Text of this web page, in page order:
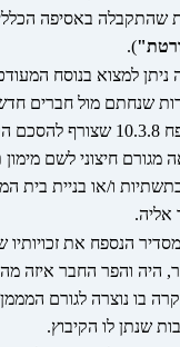
שהתקבלה באסיפה
).
ניתן למצוא בנוסח
שנחתם מול חברים
הדן
מגורם חיצוני לשם מימון
ו/או בניית בית
אליה.
הנספח את זכויותיו
היה והפר החבר איזה
בו נוצרה לגורם
שנתן לו הקיבוץ.